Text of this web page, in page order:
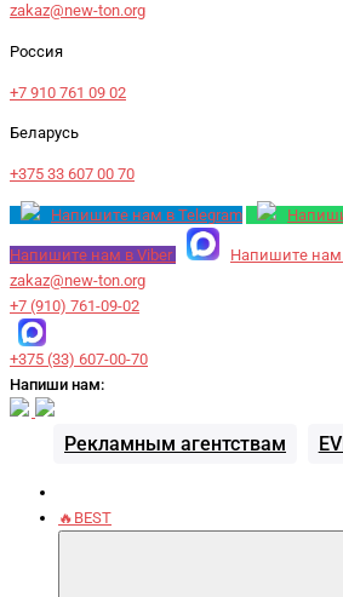
zakaz@new-ton.org
Россия
+7 910 761 09 02
Беларусь
+375 33 607 00 70
Напишите нам в Telegram
Напишите нам в Viber
Напишите нам
zakaz@new-ton.org
+7 (910) 761-09-02
+375 (33) 607-00-70
Напиши нам:
Рекламным агентствам
🔥BEST